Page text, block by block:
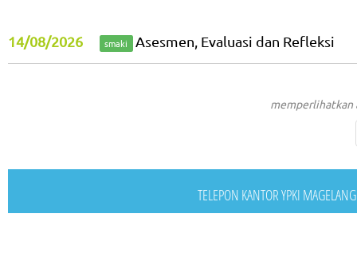
14/08/2026 smaki Asesmen, Evaluasi dan Refleksi
memperlihatkan
TELEPON KANTOR YPKI